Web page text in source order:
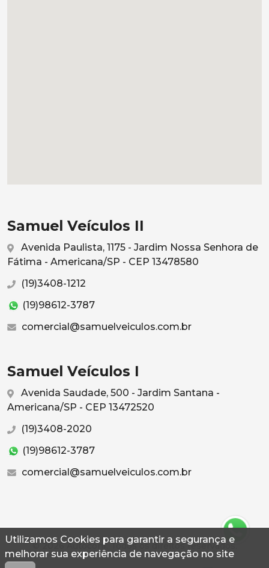
Utilizamos Cookies para garantir a segurança e
melhorar sua experiência de navegação no site
Samuel Veículos II
Avenida Paulista, 1175 - Jardim Nossa Senhora de
Fátima - Americana/SP - CEP 13478580
(19)3408-1212
(19)98612-3787
comercial@samuelveiculos.com.br
Samuel Veículos I
Avenida Saudade, 500 - Jardim Santana -
Americana/SP - CEP 13472520
(19)3408-2020
(19)98612-3787
comercial@samuelveiculos.com.br
© 2026 Autoconf. Todos os direitos reservados.